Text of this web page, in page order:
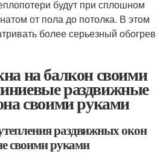
будут при сплошном
от пола до потолка. В этом
более серьезный обогрев
на балкон своими
раздвижные
своими руками
раздвижных окон
своими руками